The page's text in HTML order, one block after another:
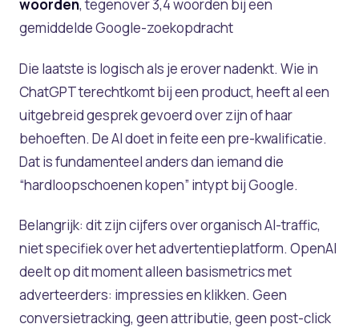
woorden, tegenover 3,4 woorden bij een
gemiddelde Google-zoekopdracht
Die laatste is logisch als je erover nadenkt. Wie in
ChatGPT terechtkomt bij een product, heeft al een
uitgebreid gesprek gevoerd over zijn of haar
behoeften. De AI doet in feite een pre-kwalificatie.
Dat is fundamenteel anders dan iemand die
“hardloopschoenen kopen” intypt bij Google.
Belangrijk: dit zijn cijfers overorganischAI-traffic,
niet specifiek over het advertentieplatform. OpenAI
deelt op dit moment alleen basismetrics met
adverteerders: impressies en klikken. Geen
conversietracking, geen attributie, geen post-click